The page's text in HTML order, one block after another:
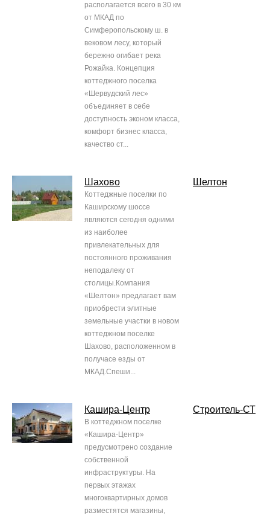
располагается всего в 30 км
от МКАД по
Симферопольскому ш. в
вековом лесу, который
бережно огибает река
Рожайка. Концепция
коттеджного поселка
«Шервудский лес»
объединяет в себе
доступность эконом класса,
комфорт бизнес класса,
качество ст...
Шахово
Коттеджные поселки по
Каширскому шоссе
являются сегодня одними
из наиболее
привлекательных для
постоянного проживания
неподалеку от
столицы.Компания
«Шелтон» предлагает вам
приобрести элитные
земельные участки в новом
коттеджном поселке
Шахово, расположенном в
получасе езды от
МКАД.Спеши...
Шелтон
Кашира-Центр
В коттеджном поселке
«Кашира-Центр»
предусмотрено создание
собственной
инфраструктуры. На
первых этажах
многоквартирных домов
разместятся магазины,
Строитель-СТ